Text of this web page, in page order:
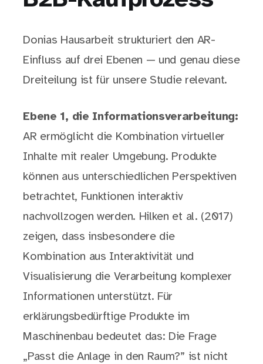
Donias Hausarbeit strukturiert den AR-
Einfluss auf drei Ebenen — und genau diese
Dreiteilung ist für unsere Studie relevant.
Ebene 1, die Informationsverarbeitung:
AR ermöglicht die Kombination virtueller
Inhalte mit realer Umgebung. Produkte
können aus unterschiedlichen Perspektiven
betrachtet, Funktionen interaktiv
nachvollzogen werden. Hilken et al. (2017)
zeigen, dass insbesondere die
Kombination aus Interaktivität und
Visualisierung die Verarbeitung komplexer
Informationen unterstützt. Für
erklärungsbedürftige Produkte im
Maschinenbau bedeutet das: Die Frage
„Passt die Anlage in den Raum?” ist nicht